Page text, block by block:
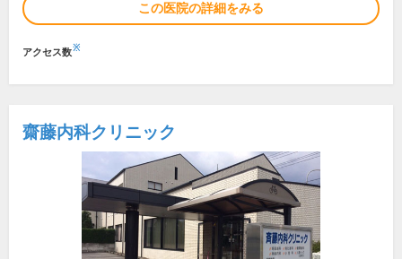
この医院の詳細をみる
アクセス数※
齋藤内科クリニック